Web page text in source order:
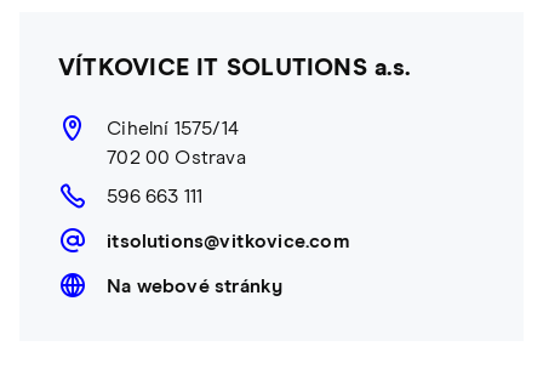
VÍTKOVICE IT SOLUTIONS a.s.
Cihelní 1575/14
702 00 Ostrava
596 663 111
itsolutions@vitkovice.com
Na webové stránky